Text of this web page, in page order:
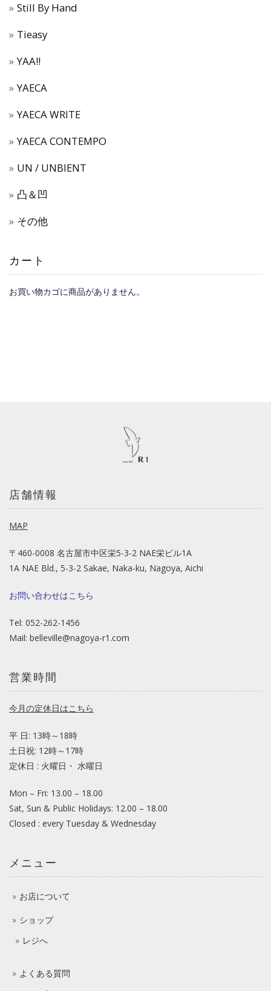
Still By Hand
Tieasy
YAA!!
YAECA
YAECA WRITE
YAECA CONTEMPO
UN / UNBIENT
凸＆凹
その他
カート
お買い物カゴに商品がありません。
店舗情報
MAP
〒460-0008 名古屋市中区栄5-3-2 NAE栄ビル1A
1A NAE Bld., 5-3-2 Sakae, Naka-ku, Nagoya, Aichi
お問い合わせはこちら
Tel: 052-262-1456
Mail: belleville@nagoya-r1.com
営業時間
今月の定休日はこちら
平 日: 13時～18時
土日祝: 12時～17時
定休日 : 火曜日・ 水曜日
Mon – Fri: 13.00 – 18.00
Sat, Sun & Public Holidays: 12.00 – 18.00
Closed : every Tuesday & Wednesday
メニュー
お店について
ショップ
レジへ
よくある質問